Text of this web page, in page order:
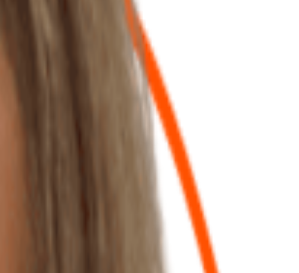
: notamment bâtiment, agents commerciaux, courtiers en crédit et
Nous sommes à votre écoute par téléphone, mail ou sur rendez-vous.